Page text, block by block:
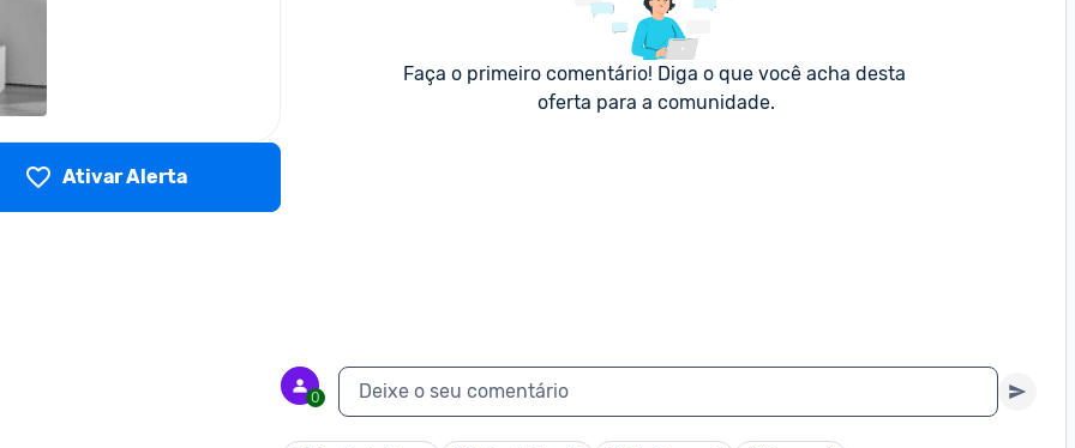
Ativar Alerta
Faça o primeiro comentário! Diga o que você acha desta
oferta para a comunidade.
0 Deixe o seu comentário